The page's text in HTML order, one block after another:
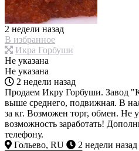
2 недели назад
В избранное
Икра Горбуши
Не указана
Не указана
2 недели назад
Продаем Икру Горбуши. Завод
выше среднего, подвижная. В
за кг. Возможен торг, обмен. Не
возможность заработать!
телефону.
Гольево, RU
2 недели назад